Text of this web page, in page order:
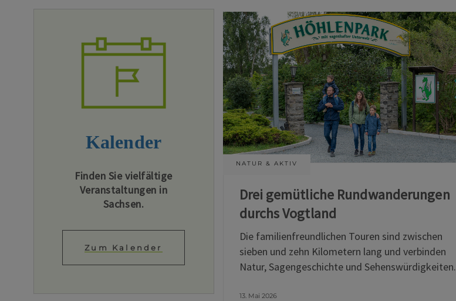
Kalender
Finden Sie vielfältige
Veranstaltungen in
Sachsen.
Zum Kalender
NATUR & AKTIV
Drei gemütliche Rundwanderungen
durchs Vogtland
Die familienfreundlichen Touren sind zwischen
sieben und zehn Kilometern lang und verbinden
Natur, Sagengeschichte und Sehenswürdigkeiten.
13. Mai 2026